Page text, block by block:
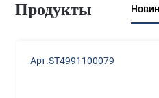
Продукты
Арт.ST4991100079